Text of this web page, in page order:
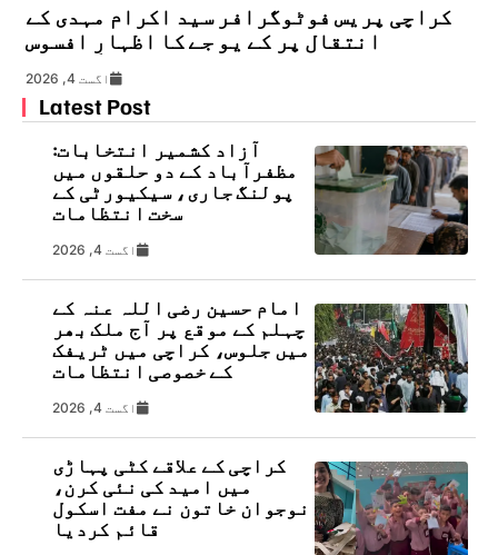
کراچی پریس فوٹوگرافر سید اکرام مہدی کے
انتقال پر کے یو جے کا اظہارِ افسوس
اگست 4, 2026
Latest Post
آزاد کشمیر انتخابات:
مظفرآباد کے دو حلقوں میں
پولنگ جاری، سیکیورٹی کے
سخت انتظامات
اگست 4, 2026
امام حسین رضی اللہ عنہ کے
چہلم کے موقع پر آج ملک بھر
میں جلوس، کراچی میں ٹریفک
کے خصوصی انتظامات
اگست 4, 2026
کراچی کے علاقے کٹی پہاڑی
میں امید کی نئی کرن،
نوجوان خاتون نے مفت اسکول
قائم کردیا